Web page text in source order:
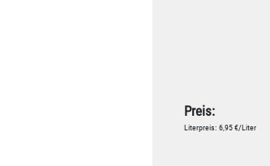
Preis:
Literpreis: 6,95 €/Liter